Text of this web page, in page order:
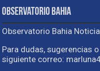
Observatorio Bahia
Observatorio Bahia
Para dudas, sugerencias
siguiente correo: